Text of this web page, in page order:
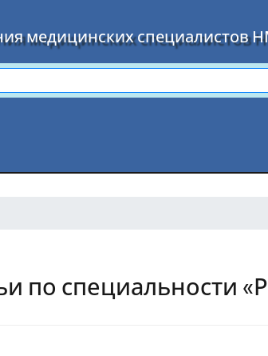
медицинских специалистов
по специальности